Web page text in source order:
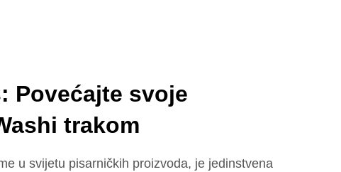
Povećajte svoje
trakom
u svijetu pisarničkih proizvoda, je jedinstvena